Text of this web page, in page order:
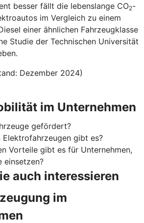
besser fällt die lebenslange CO2-
im Vergleich zu einem
einer ähnlichen Fahrzeugklasse
Studie der Technischen Universität
Dezember 2024)
im Unternehmen
gefördert?
Elektrofahrzeugen gibt es?
Vorteile gibt es für Unternehmen,
einsetzen?
auch interessieren
im